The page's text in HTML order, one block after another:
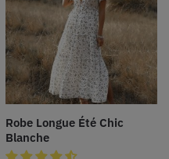
Robe Longue Été Chic
Blanche